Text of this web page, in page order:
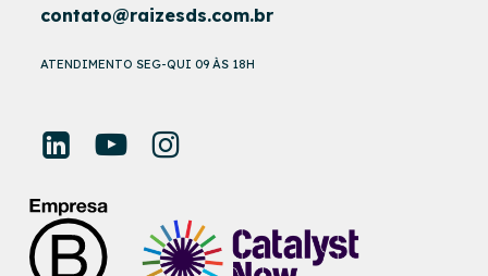
contato@raizesds.com.br
ATENDIMENTO SEG-QUI 09 ÀS 18H